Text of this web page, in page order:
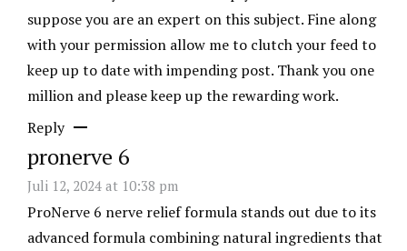
suppose you are an expert on this subject. Fine along
with your permission allow me to clutch your feed to
keep up to date with impending post. Thank you one
million and please keep up the rewarding work.
Reply
pronerve 6
Juli 12, 2024 at 10:38 pm
ProNerve 6 nerve relief formula stands out due to its
advanced formula combining natural ingredients that